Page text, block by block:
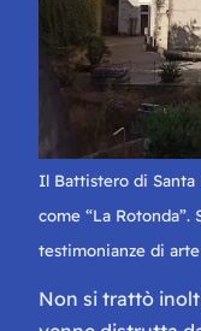
Il Battistero di
come “La
testimonianze di
Non si trattò